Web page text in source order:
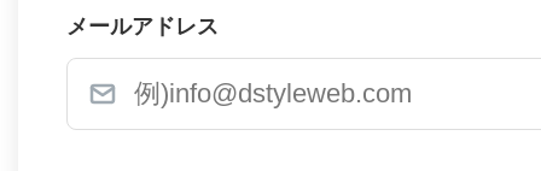
メールアドレス